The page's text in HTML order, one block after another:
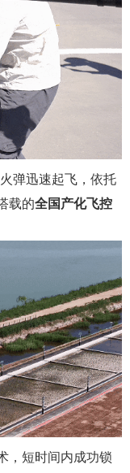
弹迅速起飞，依托
载的全国产化飞控
，短时间内成功锁